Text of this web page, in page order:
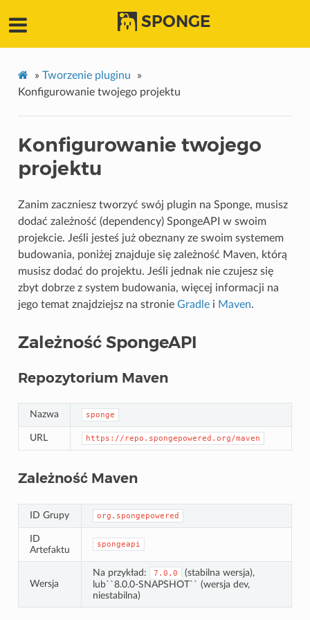
SPONGE
» Tworzenie pluginu
»
Konfigurowanie twojego projektu
Konfigurowanie twojego
projektu
Zanim zaczniesz tworzyć swój plugin na Sponge, musisz
dodać zależność (dependency) SpongeAPI w swoim
projekcie. Jeśli jesteś już obeznany ze swoim systemem
budowania, poniżej znajduje się zależność Maven, którą
musisz dodać do projektu. Jeśli jednak nie czujesz się
zbyt dobrze z system budowania, więcej informacji na
jego temat znajdziejsz na stronie Gradlei Maven.
Zależność SpongeAPI
Repozytorium Maven
Nazwa sponge
URL https://repo.spongepowered.org/maven
Zależność Maven
ID Grupy org.spongepowered
ID
Artefaktu
spongeapi
Wersja
Na przykład: 7.0.0
(stabilna wersja),
lub``8.0.0-SNAPSHOT`` (wersja dev,
niestabilna)